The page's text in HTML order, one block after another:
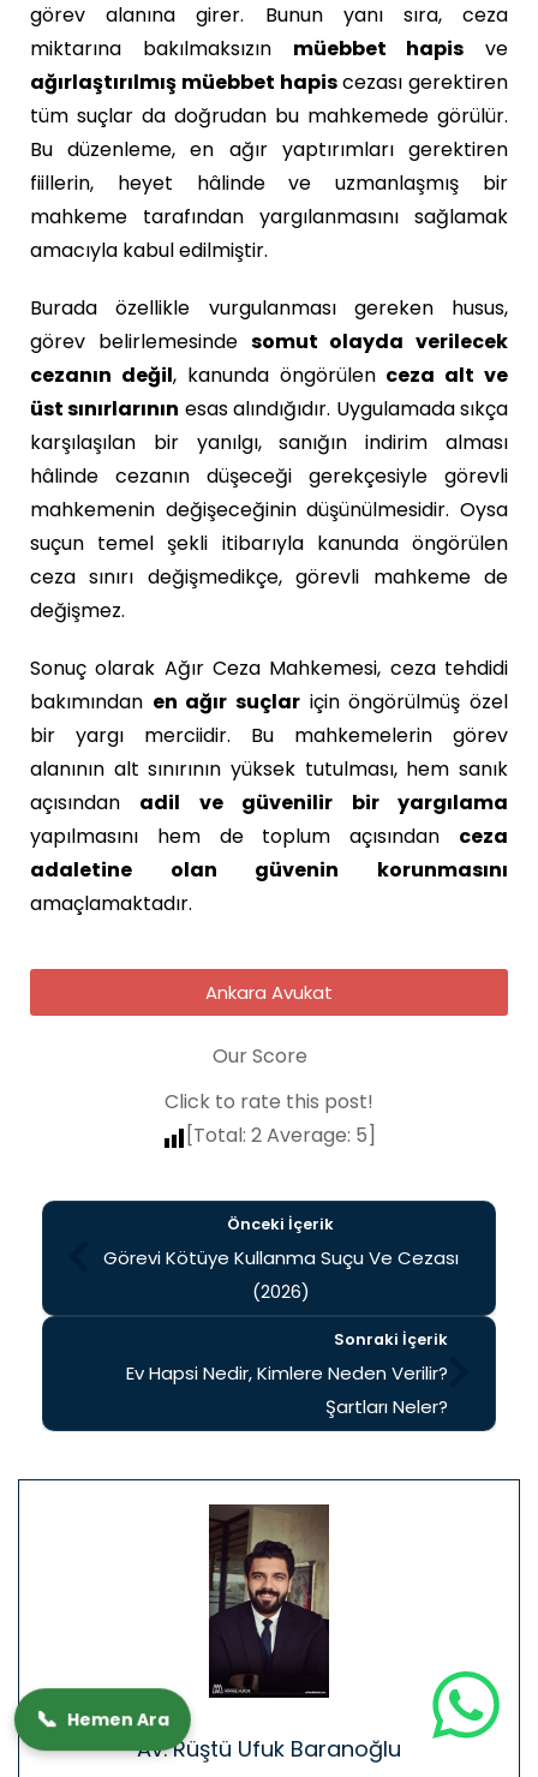
görev alanına girer. Bunun yanı sıra, ceza
miktarına bakılmaksızın müebbet hapis ve
ağırlaştırılmış müebbet hapiscezası gerektiren
tüm suçlar da doğrudan bu mahkemede görülür.
Bu düzenleme, en ağır yaptırımları gerektiren
fiillerin, heyet hâlinde ve uzmanlaşmış bir
mahkeme tarafından yargılanmasını sağlamak
amacıyla kabul edilmiştir.
Burada özellikle vurgulanması gereken husus,
görev belirlemesinde somut olayda verilecek
cezanın değil, kanunda öngörülen ceza alt ve
üst sınırlarının esas alındığıdır. Uygulamada sıkça
karşılaşılan bir yanılgı, sanığın indirim alması
hâlinde cezanın düşeceği gerekçesiyle görevli
mahkemenin değişeceğinin düşünülmesidir. Oysa
suçun temel şekli itibarıyla kanunda öngörülen
ceza sınırı değişmedikçe, görevli mahkeme de
değişmez.
Sonuç olarak Ağır Ceza Mahkemesi, ceza tehdidi
bakımından en ağır suçlar için öngörülmüş özel
bir yargı merciidir. Bu mahkemelerin görev
alanının alt sınırının yüksek tutulması, hem sanık
açısından adil ve güvenilir bir yargılama
yapılmasını hem de toplum açısından ceza
adaletine olan güvenin korunmasını
amaçlamaktadır.
Ankara Avukat
Our Score
Click to rate this post!
[Total: 2Average: 5]
Önceki İçerik
Görevi Kötüye Kullanma Suçu Ve Cezası
(2026)
Sonraki İçerik
Ev Hapsi Nedir, Kimlere Neden Verilir?
Şartları Neler?
Av. Rüştü Ufuk Baranoğlu
📞 Hemen Ara